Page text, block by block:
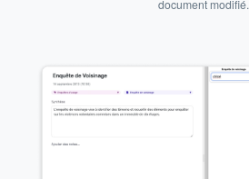
document modifié.